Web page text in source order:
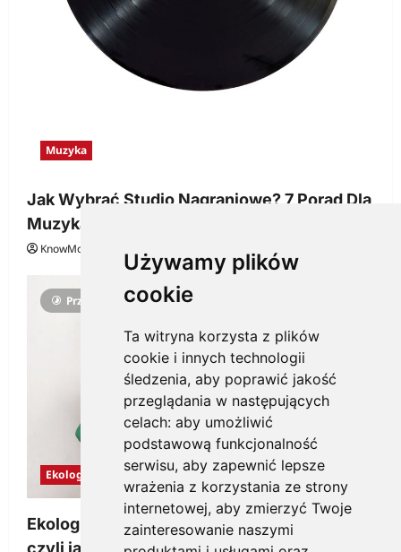
Używamy plików
cookie
Ta witryna korzysta z plików
cookie i innych technologii
śledzenia, aby poprawić jakość
przeglądania w następujących
celach: aby umożliwić
podstawową funkcjonalność
serwisu, aby zapewnić lepsze
wrażenia z korzystania ze strony
internetowej, aby zmierzyć Twoje
zainteresowanie naszymi
Muzyka
Jak Wybrać Studio Nagraniowe? 7 Porad Dla
Muzyka
KnowMore.pl
Przeczytano 3 minut
Ekologia
Ekologiczne gadżety reklamowe dla firmy,
czyli jak wzbudzić zainteresowanie